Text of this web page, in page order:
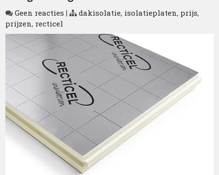
Geen reacties | dakisolatie, isolatieplaten, prijs,
prijzen, recticel